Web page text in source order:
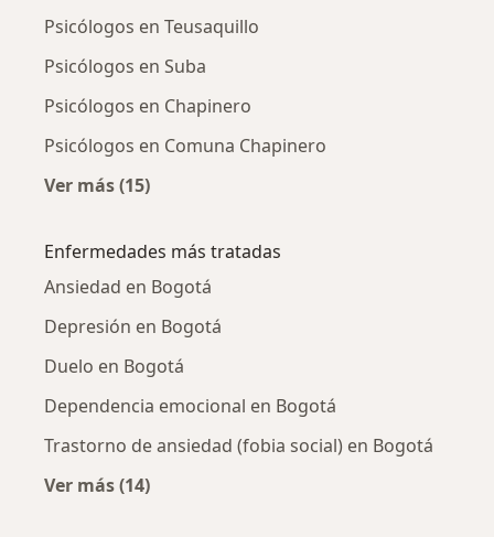
Psicólogos en Teusaquillo
Psicólogos en Suba
Psicólogos en Chapinero
Psicólogos en Comuna Chapinero
Ver más (15)
Enfermedades más tratadas
Ansiedad en Bogotá
Depresión en Bogotá
Duelo en Bogotá
Dependencia emocional en Bogotá
Trastorno de ansiedad (fobia social) en Bogotá
Ver más (14)